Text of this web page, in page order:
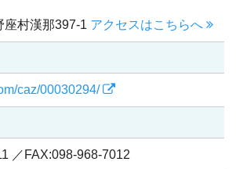
座村漢那397-1 アクセスはこちらへ
caz/00030294/
／FAX:098-968-7012